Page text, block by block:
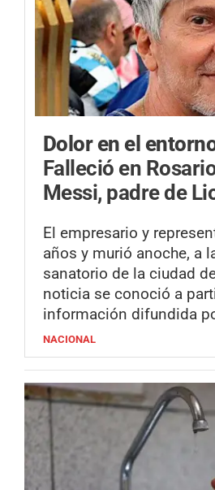
Dolor en el
Falleció en
Messi, padre de
El empresario y
años y murió anoche, a
sanatorio de la ciudad
noticia se conoció a
información difundida
NACIONAL